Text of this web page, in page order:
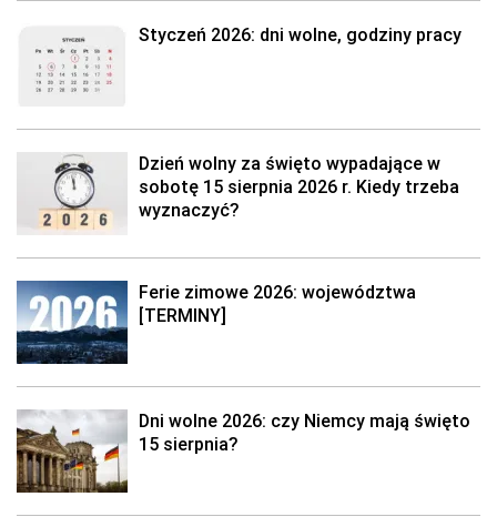
Styczeń 2026: dni wolne, godziny pracy
Dzień wolny za święto wypadające w
sobotę 15 sierpnia 2026 r. Kiedy trzeba
wyznaczyć?
Ferie zimowe 2026: województwa
[TERMINY]
Dni wolne 2026: czy Niemcy mają święto
15 sierpnia?